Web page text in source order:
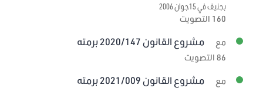
بجنيف في 15جوان 2006
160 التصويت
مع مشروع القانون 2020/147 برمته
86 التصويت
مع مشروع القانون 2021/009 برمته